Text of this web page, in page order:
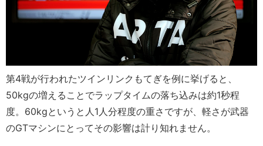
第4戦が行われたツインリンクもてぎを例に挙げると、
50kgの増えることでラップタイムの落ち込みは約1秒程
度。60kgというと人1人分程度の重さですが、軽さが武器
のGTマシンにとってその影響は計り知れません。